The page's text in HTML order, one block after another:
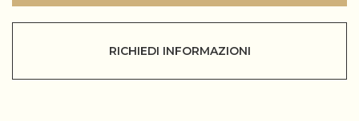
RICHIEDI INFORMAZIONI